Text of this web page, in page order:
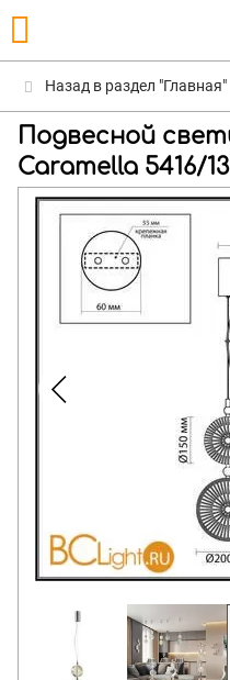
Назад в раздел "Главная"
Подвесной
Caramella 5416/